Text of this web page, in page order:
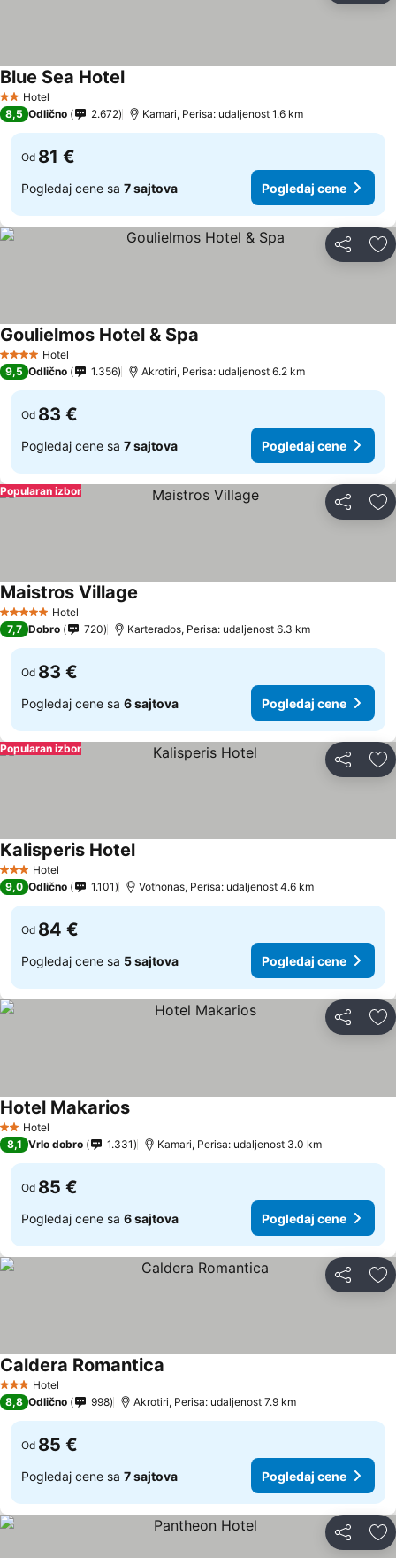
2 Zvezdice
Hotel
Blue Sea HotelPogledaj cene
8,5 Odlično 2.672 Kamari, Perisa: udaljenost 1.6 km
Od 81 €
Pogledaj cene sa 7 sajtova Pogledaj cene
Deli
4 ZvezdiceHotel
Goulielmos Hotel & Spa
9,5 Odlično 1.356 Akrotiri, Perisa: udaljenost 6.2 km
Od 83 €
Pogledaj cene sa 7 sajtova Pogledaj cene
Deli
Popularan izbor
5 ZvezdiceHotel
Maistros Village
7,7 Dobro 720 Karterados, Perisa: udaljenost 6.3 km
Od 83 €
Pogledaj cene sa 6 sajtova Pogledaj cene
Deli
Popularan izbor
3 Zvezdice
Hotel
Kalisperis HotelPogledaj cene
9,0 Odlično 1.101 Vothonas, Perisa: udaljenost 4.6 km
Od 84 €
Pogledaj cene sa 5 sajtova Pogledaj cene
Deli
2 Zvezdice
Hotel
Hotel MakariosPogledaj cene
8,1 Vrlo dobro 1.331 Kamari, Perisa: udaljenost 3.0 km
Od 85 €
Pogledaj cene sa 6 sajtova Pogledaj cene
Deli
3 Zvezdice
Hotel
Caldera Romantica
8,8 Odlično 998 Akrotiri, Perisa: udaljenost 7.9 km
Od 85 €
Pogledaj cene sa 7 sajtova Pogledaj cene
Deli